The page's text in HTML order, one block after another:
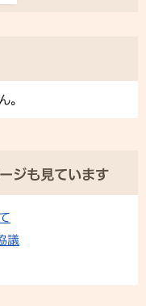
。
ジも見ています
議